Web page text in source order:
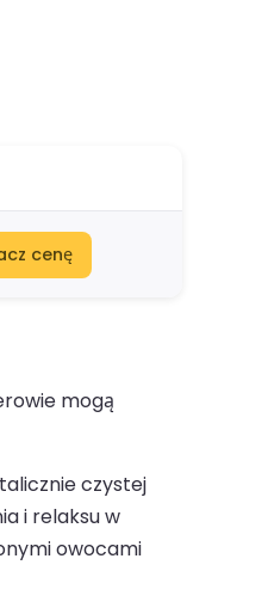
cenę
mogą
czystej
i relaksu w
owocami